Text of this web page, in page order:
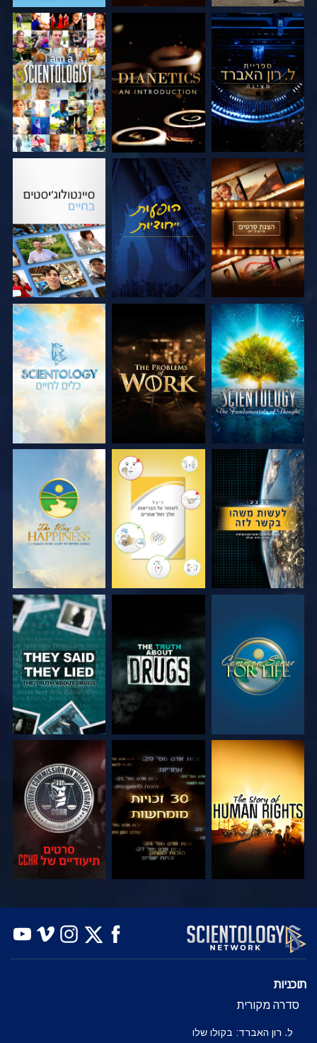
בדוק את הסדרה בדוק את הסדרה צפה
בדוק את הסדרה צפה בדוק את הסדרה
בדוק את הסדרה בדוק את הסדרה בדוק את הסדרה
צפה צפה צפה
צפה צפה צפה
צפה צפה צפה
צפה בדוק את הסדרה
תוכניות
סדרה מקורית
ל. רון האברד: בקולו שלו